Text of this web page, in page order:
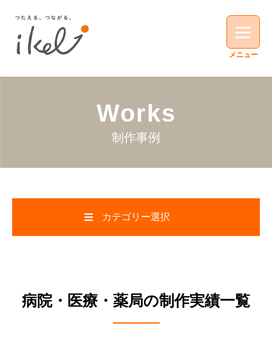
Works
制作事例
カテゴリー選択
病院・医療・薬局の制作実績一覧